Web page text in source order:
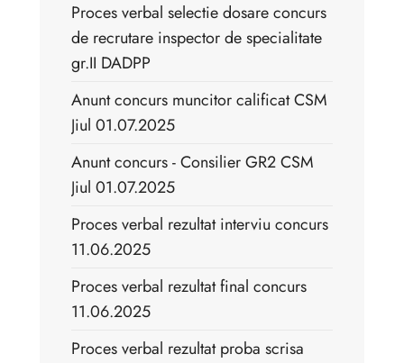
Proces verbal selectie dosare concurs
de recrutare inspector de specialitate
gr.II DADPP
Anunt concurs muncitor calificat CSM
Jiul 01.07.2025
Anunt concurs - Consilier GR2 CSM
Jiul 01.07.2025
Proces verbal rezultat interviu concurs
11.06.2025
Proces verbal rezultat final concurs
11.06.2025
Proces verbal rezultat proba scrisa